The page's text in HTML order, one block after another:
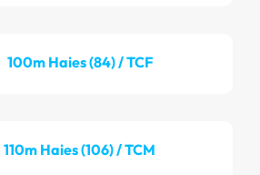
100m Haies (84) / TCF
110m Haies (106) / TCM